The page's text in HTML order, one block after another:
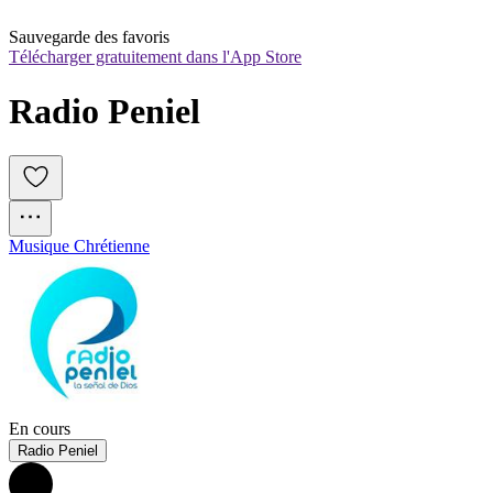
Sauvegarde des favoris
Télécharger gratuitement dans l'App Store
Radio Peniel
Musique Chrétienne
En cours
Radio Peniel